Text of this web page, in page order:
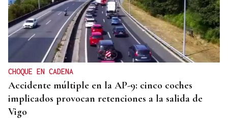
CHOQUE EN CADENA
Accidente múltiple en la AP-9: cinco coches
implicados provocan retenciones a la salida de
Vigo